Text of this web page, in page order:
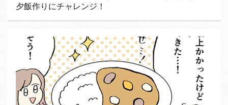
夕飯作りにチャレンジ！